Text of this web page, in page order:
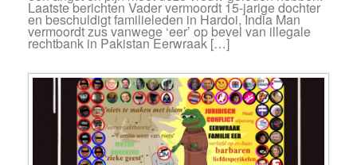
Laatste berichten Vader vermoordt 15-jarige dochter
en beschuldigt familieleden in Hardoi, India Man
vermoordt zus vanwege ‘eer’ op bevel van illegale
rechtbank in Pakistan Eerwraak […]